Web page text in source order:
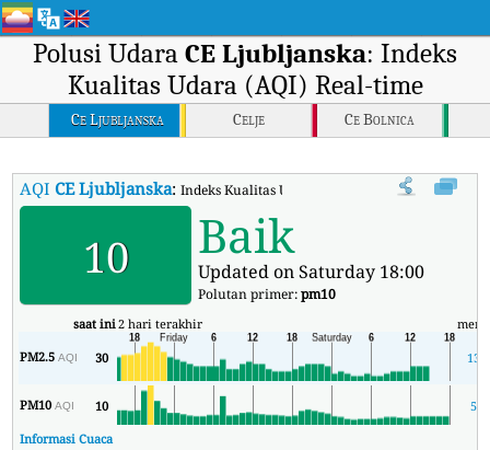
Polusi Udara CE Ljubljanska: Indeks
Kualitas Udara (AQI) Real-time
Ce Ljubljanska Celje Ce Bolnica
AQICE Ljubljanska:Indeks Kualitas Udara (AQI) Real-time CE
10 Baik
Updated on Saturday 18:00
Polutan primer:pm10
saat ini2 hari terakhir
PM2.5AQI 30 13
PM10AQI 10
5
Informasi Cuaca